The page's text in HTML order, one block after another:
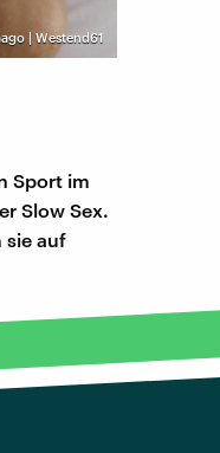
| Westend61
Sport im
Slow Sex.
sie auf